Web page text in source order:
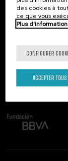
Contactez-nous!
Suivez-nous
des cookies à
ce que vous
Plus
CONFIGURER
ACCEPTER TOUS